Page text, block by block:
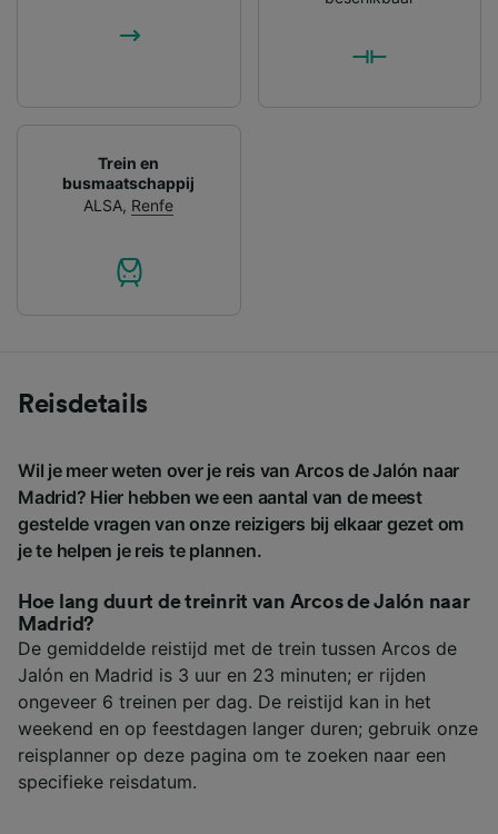
Trein en
busmaatschappij
ALSA, Renfe
Reisdetails
Wil je meer weten over je reis van Arcos de Jalón naar
Madrid? Hier hebben we een aantal van de meest
gestelde vragen van onze reizigers bij elkaar gezet om
je te helpen je reis te plannen.
Hoe lang duurt de treinrit van Arcos de Jalón naar
Madrid?
De gemiddelde reistijd met de trein tussen Arcos de
Jalón en Madrid is 3 uur en 23 minuten; er rijden
ongeveer 6 treinen per dag. De reistijd kan in het
weekend en op feestdagen langer duren; gebruik onze
reisplanner op deze pagina om te zoeken naar een
specifieke reisdatum.